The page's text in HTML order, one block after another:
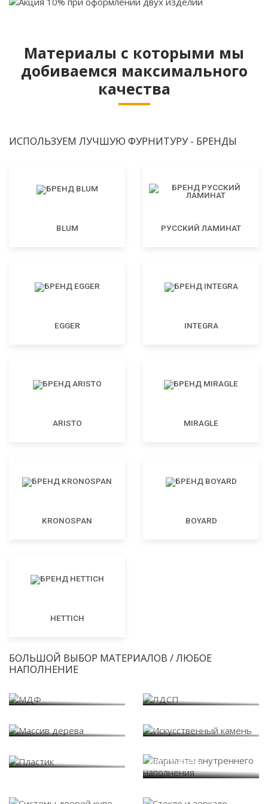
Материалы с которыми мы
добиваемся максимального
качества
ИСПОЛЬЗУЕМ ЛУЧШУЮ ФУРНИТУРУ - БРЕНДЫ
BLUM РУССКИЙ ЛАМИНАТ
EGGER INTEGRA
ARISTO MIRAGLE
KRONOSPAN BOYARD
HETTICH
БОЛЬШОЙ ВЫБОР МАТЕРИАЛОВ / ЛЮБОЕ
НАПОЛНЕНИЕ
наполнения